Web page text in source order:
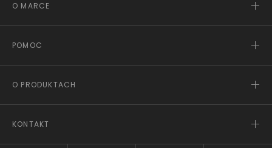
O MARCE
POMOC
O PRODUKTACH
KONTAKT